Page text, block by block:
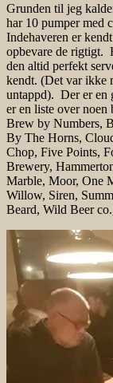
Grunden til jeg
har 10 pumper med
Indehaveren er
opbevare de rigtigt.
den altid perfekt
kendt. (Det var ikke
untappd). Der er en
er en liste over
Brew by Numbers,
By The Horns,
Chop, Five Points,
Brewery,
Marble, Moor, One
Willow, Siren,
Beard, Wild Beer